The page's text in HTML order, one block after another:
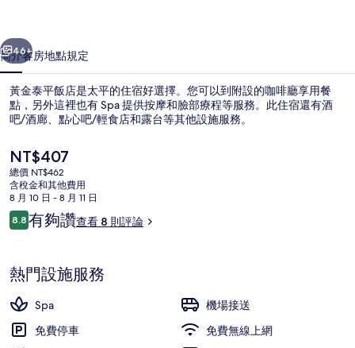
相
片
集
個 下一個
46+
簡介客房地點規定
黃金泰平飯店是太平的住宿好選擇。您可以到附設的咖啡廳享用餐
點，另外這裡也有 Spa 提供按摩和臉部療程等服務。此住宿還有酒
吧/酒廊、點心吧/輕食店和露台等其他設施服務。
目
前
的
價
格
是
NT$407
總價 NT$462
含稅金和其他費用
8 月 10 日 - 8 月 11 日
評
論
8.88.8 分，滿分 10 分，
有夠讚查看 8 則評論
熱門設施服務
Spa
機場接送
免費停車
免費無線上網